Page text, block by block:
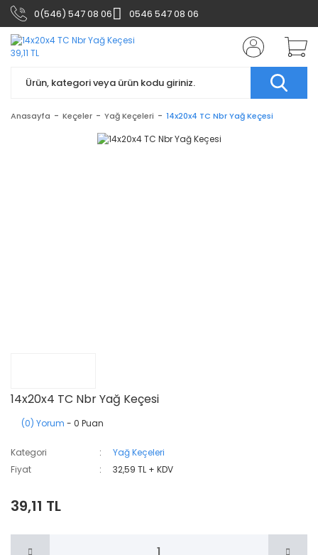
0(546) 547 08 06 0546 547 08 06
Anasayfa Keçeler Yağ Keçeleri 14x20x4 TC Nbr Yağ Keçesi
14x20x4 TC Nbr Yağ Keçesi
(0) Yorum - 0 Puan
Kategori
Yağ Keçeleri
Fiyat
32,59 TL + KDV
39,11 TL